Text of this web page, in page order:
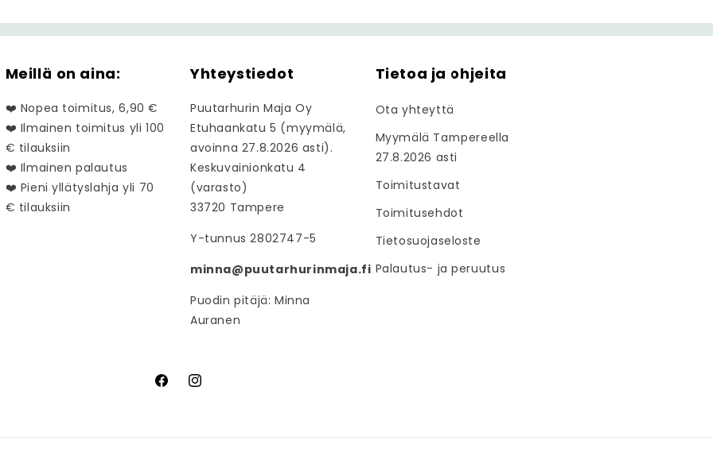
Meillä on aina:
❤️ Nopea toimitus, 6,90 €
❤️ Ilmainen toimitus yli 100
€ tilauksiin
❤️ Ilmainen palautus
❤️ Pieni yllätyslahja yli 70
€ tilauksiin
Yhteystiedot
Puutarhurin Maja Oy
Etuhaankatu 5 (myymälä,
avoinna 27.8.2026 asti).
Keskuvainionkatu 4
(varasto)
33720 Tampere
Y-tunnus 2802747-5
minna@puutarhurinmaja.fi
Puodin pitäjä: Minna
Auranen
Tietoa ja ohjeita
Ota yhteyttä
Myymälä Tampereella
27.8.2026 asti
Toimitustavat
Toimitusehdot
Tietosuojaseloste
Palautus- ja peruutus
FacebookInstagram